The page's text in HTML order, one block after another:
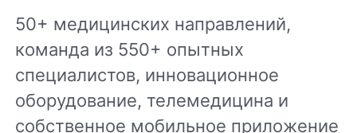
50+ медицинских направлений,
команда из 550+ опытных
специалистов, инновационное
оборудование, телемедицина и
собственное мобильное приложение